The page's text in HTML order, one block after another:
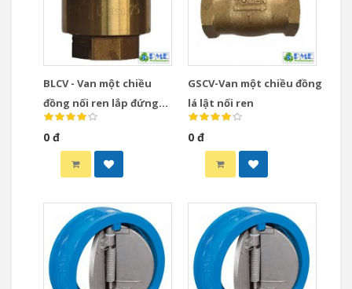
BLCV - Van một chiều
đồng nối ren lắp đứng
dạng Lift
0 đ
GSCV-Van một chiều đồng
lá lật nối ren
0 đ